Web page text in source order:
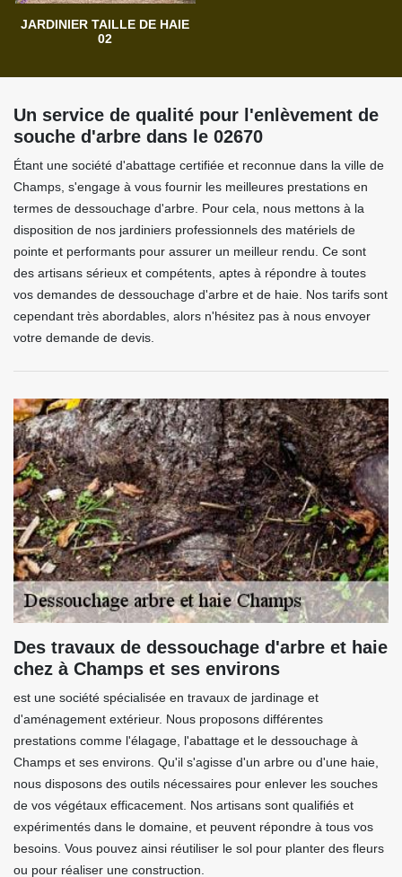
JARDINIER TAILLE DE HAIE
02
Un service de qualité pour l'enlèvement de
souche d'arbre dans le 02670
Étant une société d'abattage certifiée et reconnue dans la ville de
Champs, s'engage à vous fournir les meilleures prestations en
termes de dessouchage d'arbre. Pour cela, nous mettons à la
disposition de nos jardiniers professionnels des matériels de
pointe et performants pour assurer un meilleur rendu. Ce sont
des artisans sérieux et compétents, aptes à répondre à toutes
vos demandes de dessouchage d'arbre et de haie. Nos tarifs sont
cependant très abordables, alors n'hésitez pas à nous envoyer
votre demande de devis.
Des travaux de dessouchage d'arbre et haie
chez à Champs et ses environs
est une société spécialisée en travaux de jardinage et
d'aménagement extérieur. Nous proposons différentes
prestations comme l'élagage, l'abattage et le dessouchage à
Champs et ses environs. Qu'il s'agisse d'un arbre ou d'une haie,
nous disposons des outils nécessaires pour enlever les souches
de vos végétaux efficacement. Nos artisans sont qualifiés et
expérimentés dans le domaine, et peuvent répondre à tous vos
besoins. Vous pouvez ainsi réutiliser le sol pour planter des fleurs
ou pour réaliser une construction.